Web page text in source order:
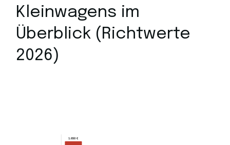
Kleinwagens im
Überblick (Richtwerte
2026)
1.650 €